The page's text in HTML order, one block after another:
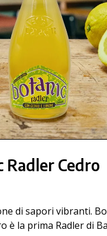
Radler Cedro
di sapori vibranti.
è la prima Radler di